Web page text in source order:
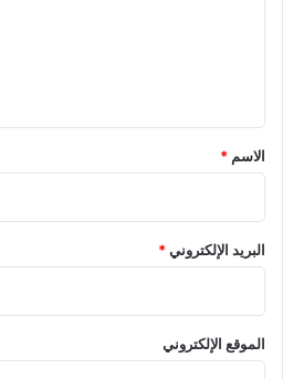
*
الاسم *
البريد الإلكتروني*
الموقع الإلكتروني